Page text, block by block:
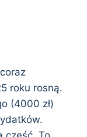
roku rosną.
(4000 zł)